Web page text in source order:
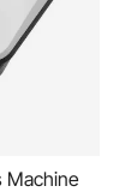
Machine